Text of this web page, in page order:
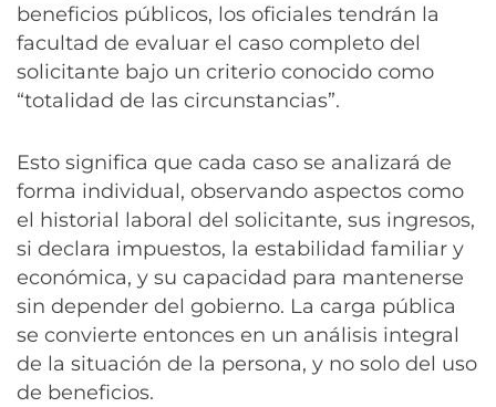
beneficios públicos, los oficiales tendrán la
facultad de evaluar el caso completo del
solicitante bajo un criterio conocido como
“totalidad de las circunstancias”.
Esto significa que cada caso se analizará de
forma individual, observando aspectos como
el historial laboral del solicitante, sus ingresos,
si declara impuestos, la estabilidad familiar y
económica, y su capacidad para mantenerse
sin depender del gobierno. La carga pública
se convierte entonces en un análisis integral
de la situación de la persona, y no solo del uso
de beneficios.